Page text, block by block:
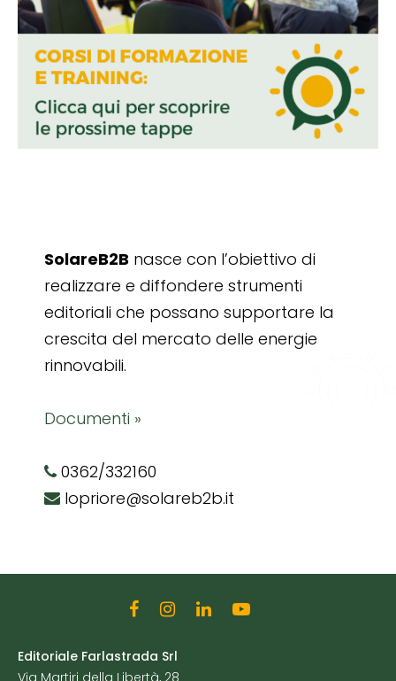
SolareB2B nasce con l’obiettivo di
realizzare e diffondere strumenti
editoriali che possano supportare la
crescita del mercato delle energie
rinnovabili.
Documenti »
0362/332160
lopriore@solareb2b.it
Editoriale Farlastrada Srl
Via Martiri della Libertà, 28